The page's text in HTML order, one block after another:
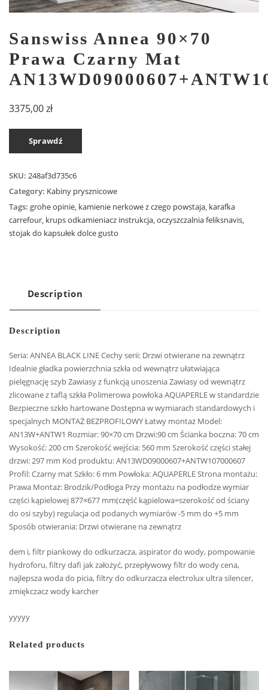
Sanswiss Annea 90×70
Prawa Czarny Mat
3375,00zł
Sprawdź
SKU: 248af3d735c6
Category: Kabiny prysznicowe
Tags: grohe opinie, kamienie nerkowe z czego powstaja, karafka
carrefour, krups odkamieniacz instrukcja,oczyszczalnia feliksnavis,
stojak do kapsułek dolce gusto
Description
Description
Seria: ANNEA BLACK LINE Cechy serii: Drzwi otwierane na zewnątrz
Idealnie gładka powierzchnia szkła od wewnątrz ułatwiająca
pielęgnację szyb Zawiasy z funkcją unoszenia Zawiasy od wewnątrz
zlicowane z taflą szkła Polimerowa powłoka AQUAPERLE w standardzie
Bezpieczne szkło hartowane Dostępna w wymiarach standardowych i
specjalnych MONTAŻ BEZPROFILOWY Łatwy montaż Model:
AN13W+ANTW1 Rozmiar: 90×70 cm Drzwi:90 cm Ścianka boczna: 70 cm
Wysokość: 200 cm Szerokość wejścia: 560 mm Szerokość części stałej
drzwi: 297 mm Kod produktu: AN13WD09000607+ANTW107000607
Profil: Czarny mat Szkło: 6 mm Powłoka: AQUAPERLE Strona montażu:
Prawa Montaż: Brodzik/Podłoga Przy montażu na podłodze wymiar
części kąpielowej 877×677 mm(część kąpielowa=szerokość od ściany
do osi szyby) regulacja od podanych wymiarów -5 mm do +5 mm
Sposób otwierania: Drzwi otwierane na zewnątrz
dem i, filtr piankowy do odkurzacza, aspirator do wody, pompowanie
hydroforu, filtry dafi jak założyć, przepływowy filtr do wody cena,
najlepsza woda do picia, filtry do odkurzacza electrolux ultra silencer,
zmiękczacz wody karcher
yyyyy
Related products